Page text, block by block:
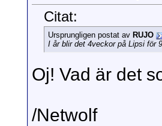
Citat:
Ursprungligen postat av RUJO
I år blir det 4veckor på Lipsi för
Oj! Vad är det
/Netwolf